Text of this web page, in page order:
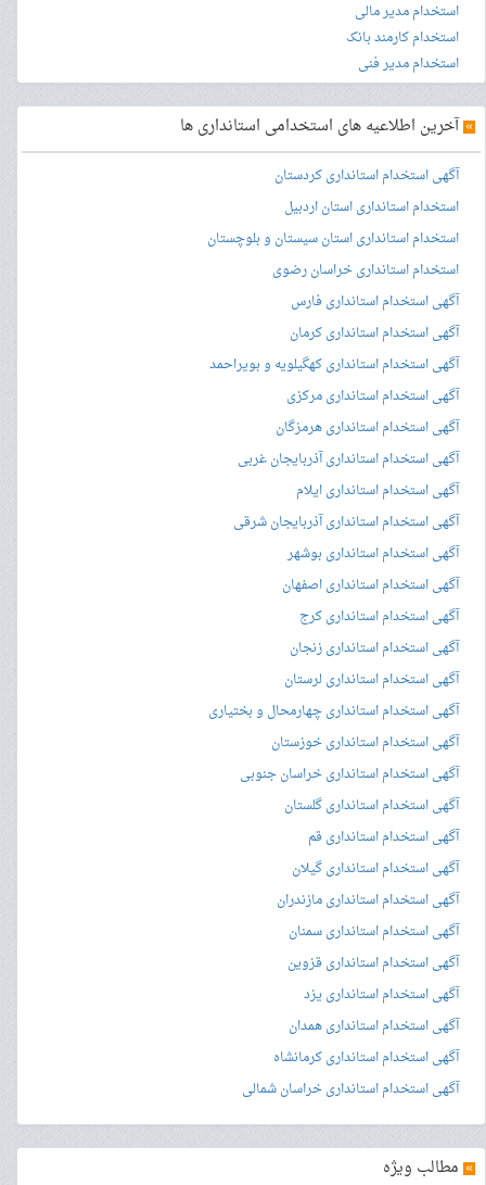
استخدام مدیر مالی
استخدام کارمند بانک
استخدام مدیر فنی
»آخرین اطلاعیه های استخدامی استانداری ها
آگهی استخدام استانداری کردستان
استخدام استانداری استان اردبیل
استخدام استانداری استان سیستان و بلوچستان
استخدام استانداری خراسان رضوی
آگهی استخدام استانداری فارس
آگهی استخدام استانداری کرمان
آگهی استخدام استانداری کهگیلویه و بویراحمد
آگهی استخدام استانداری مرکزی
آگهی استخدام استانداری هرمزگان
آگهی استخدام استانداری آذربایجان غربی
آگهی استخدام استانداری ایلام
آگهی استخدام استانداری آذربایجان شرقی
آگهی استخدام استانداری بوشهر
آگهی استخدام استانداری اصفهان
آگهی استخدام استانداری کرج
آگهی استخدام استانداری زنجان
آگهی استخدام استانداری لرستان
آگهی استخدام استانداری چهارمحال و بختیاری
آگهی استخدام استانداری خوزستان
آگهی استخدام استانداری خراسان جنوبی
آگهی استخدام استانداری گلستان
آگهی استخدام استانداری قم
آگهی استخدام استانداری گیلان
آگهی استخدام استانداری مازندران
آگهی استخدام استانداری سمنان
آگهی استخدام استانداری قزوین
آگهی استخدام استانداری یزد
آگهی استخدام استانداری همدان
آگهی استخدام استانداری کرمانشاه
آگهی استخدام استانداری خراسان شمالی
» مطالب ویژه